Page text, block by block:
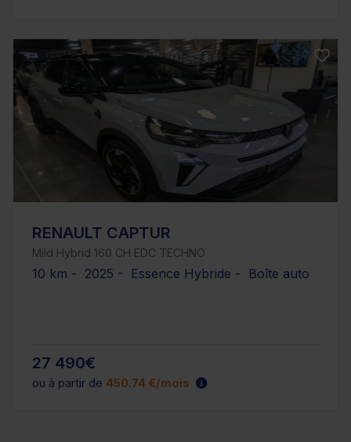
RENAULT CAPTUR
Mild Hybrid 160 CH EDC TECHNO
10 km - 2025 - Essence Hybride - Boîte auto
27 490€
ou à partir de 450.74 €/mois